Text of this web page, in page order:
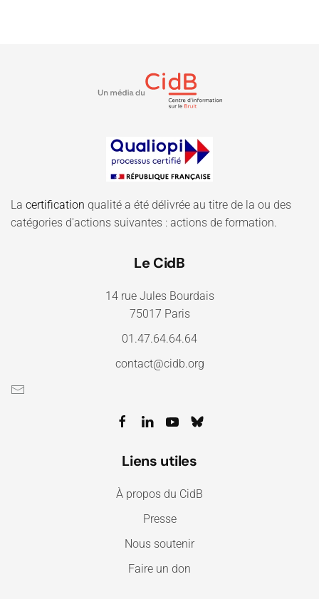
La certification qualité a été délivrée au titre de la ou des
catégories d'actions suivantes : actions de formation.
Le CidB
14 rue Jules Bourdais
75017 Paris
01.47.64.64.64
contact@cidb.org
Liens utiles
À propos du CidB
Presse
Nous soutenir
Faire un don